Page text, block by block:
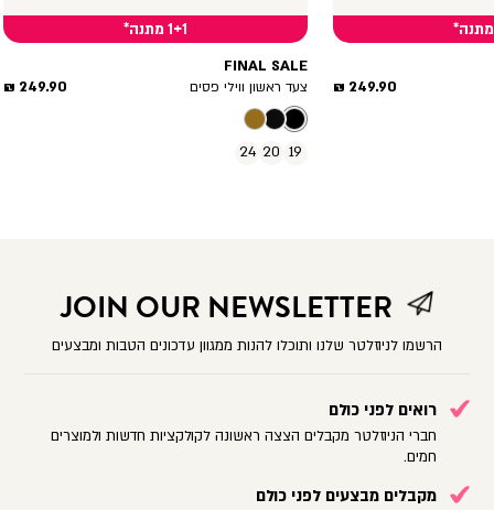
מחיר
249.90 ₪
1+1 מתנה*
FINAL SALE
צעד ראשון ווילי פסים
מחיר
249.90 ₪
19
20
24
JOIN OUR NEWSLETTER
הרשמו לניוזלטר שלנו ותוכלו להנות ממגוון עדכונים הטבות ומבצעים
רואים לפני כולם
חברי הניוזלטר מקבלים הצצה ראשונה לקולקציות חדשות ולמוצרים
חמים.
מקבלים מבצעים לפני כולם